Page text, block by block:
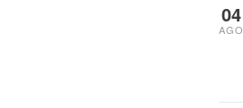
04
AGO